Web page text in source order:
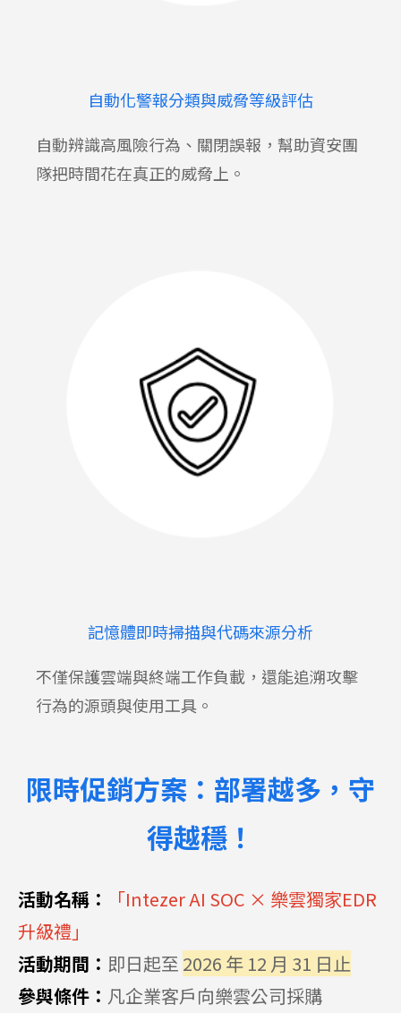
自動化警報分類與威脅等級評估
自動辨識高風險行為、關閉誤報，幫助資安團
隊把時間花在真正的威脅上。
記憶體即時掃描與代碼來源分析
不僅保護雲端與終端工作負載，還能追溯攻擊
行為的源頭與使用工具。
限時促銷方案：部署越多，守
得越穩！
活動名稱： 「Intezer AI SOC × 樂雲獨家EDR
升級禮」
活動期間： 即日起至 2026 年 12 月 31 日止
參與條件： 凡企業客戶向樂雲公司採購